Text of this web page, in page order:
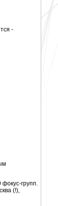
-
групп.
(!),